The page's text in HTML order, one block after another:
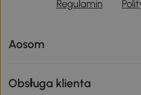
Regulamin
Aosom
Obsługa klienta